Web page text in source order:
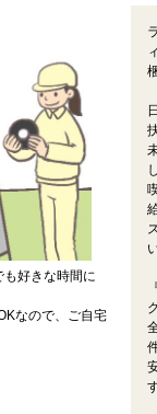
も好きな時間に
なので、ご自宅